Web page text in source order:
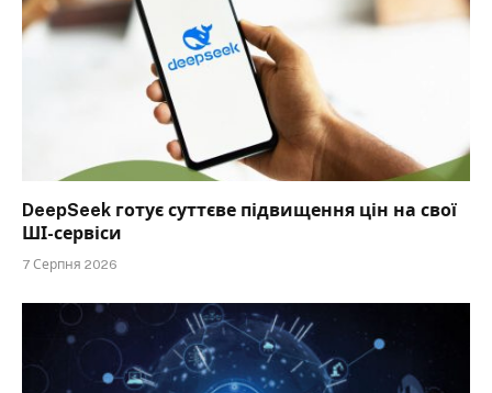
DeepSeek готує суттєве підвищення цін на свої
ШІ-сервіси
7 Серпня 2026